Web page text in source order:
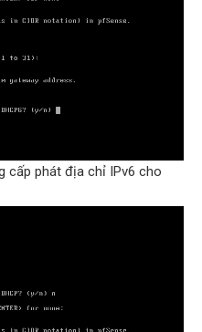
cấp phát địa chỉ IPv6 cho